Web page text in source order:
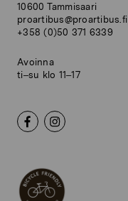
10600 Tammisaari
proartibus@proartibus.fi
+358 (0)50 371 6339
Avoinna
ti–su klo 11–17